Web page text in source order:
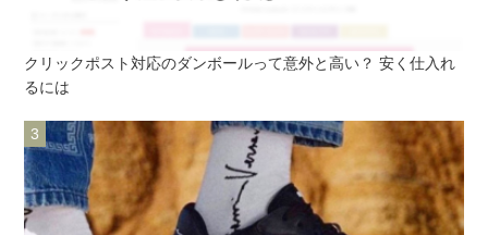
クリックポスト対応のダンボールって意外と高い？ 安く仕入れ
るには